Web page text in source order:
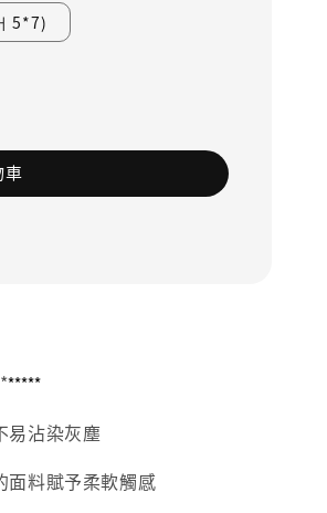
5*7)
車
*****
易沾染灰塵
面料賦予柔軟觸感